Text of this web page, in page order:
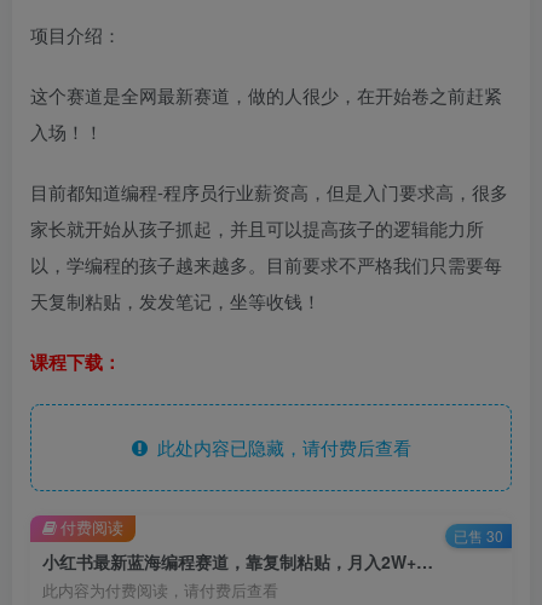
项目介绍：
这个赛道是全网最新赛道，做的人很少，在开始卷之前赶紧
入场！！
目前都知道编程-程序员行业薪资高，但是入门要求高，很多
家长就开始从孩子抓起，并且可以提高孩子的逻辑能力所
以，学编程的孩子越来越多。目前要求不严格我们只需要每
天复制粘贴，发发笔记，坐等收钱！
课程下载：
此处内容已隐藏，请付费后查看
小红书最新蓝海编程赛道，靠复制粘贴，月入2W+，实战式教学【揭秘】
此内容为付费阅读，请付费后查看
付费阅读 已售 30